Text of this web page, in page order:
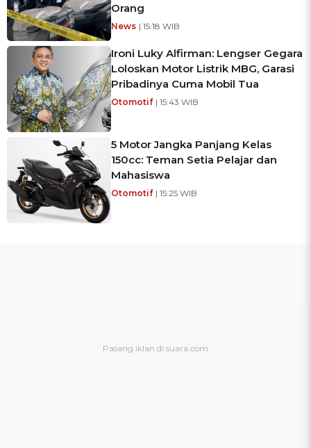
Orang
News | 15:18 WIB
Ironi Luky Alfirman: Lengser Gegara
Loloskan Motor Listrik MBG, Garasi
Pribadinya Cuma Mobil Tua
Otomotif | 15:43 WIB
5 Motor Jangka Panjang Kelas
150cc: Teman Setia Pelajar dan
Mahasiswa
Otomotif | 15:25 WIB